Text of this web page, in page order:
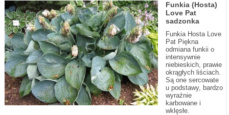
Funkia (Hosta)
Love Pat
sadzonka
Funkia Hosta Love
Pat Piękna
odmiana funkii o
intensywnie
niebieskich, prawie
okrągłych liściach.
Są one sercowate
u podstawy, bardzo
wyraźnie
karbowane i
wklęsłe.